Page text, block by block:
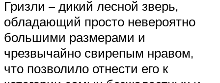
Гризли – дикий лесной зверь,
обладающий просто невероятно
большими размерами и
чрезвычайно свирепым нравом,
что позволило отнести его к